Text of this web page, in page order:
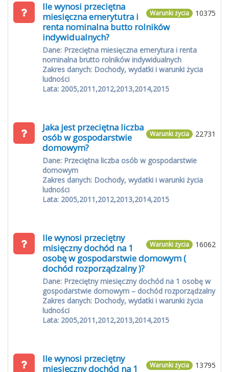
10375
Warunki życia
Ile wynosi przeciętna
miesięczna emerytutra i
renta nominalna butto rolników
indywidualnych?
Dane: Przeciętna miesięczna emerytura i renta
nominalna brutto rolników indywidualnych
Zakres danych: Dochody, wydatki i warunki życia
ludności
Lata: 2005,2011,2012,2013,2014,2015
22731
Warunki życia
Jaka jest przeciętna liczba
osób w gospodarstwie
domowym?
Dane: Przeciętna liczba osób w gospodarstwie
domowym
Zakres danych: Dochody, wydatki i warunki życia
ludności
Lata: 2005,2011,2012,2013,2014,2015
16062
Warunki życia
Ile wynosi przeciętny
misięczny dochód na 1
osobę w gospodarstwie domowym (
dochód rozporządzalny )?
Dane: Przeciętny miesięczny dochód na 1 osobę w
gospodarstwie domowym – dochód rozporządzalny
Zakres danych: Dochody, wydatki i warunki życia
ludności
Lata: 2005,2011,2012,2013,2014,2015
13795
Warunki życia
Ile wynosi przeciętny
miesięczny dochód na 1